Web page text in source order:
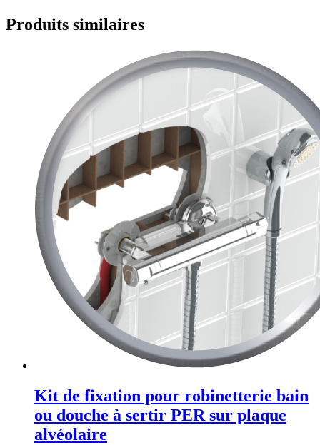
Produits similaires
Kit de fixation pour robinetterie bain
ou douche à sertir PER sur plaque
alvéolaire